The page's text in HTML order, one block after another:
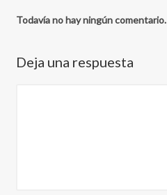
Todavía no hay ningún comentario.
Deja una respuesta